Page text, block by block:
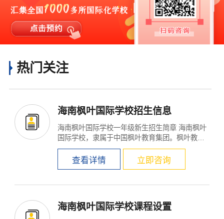
热门关注
海南枫叶国际学校招生信息
海南枫叶国际学校一年级新生招生简章 海南枫叶
国际学校，隶属于中国枫叶教育集团。枫叶教育
始创于1995年，...
查看详情 立即咨询
海南枫叶国际学校课程设置